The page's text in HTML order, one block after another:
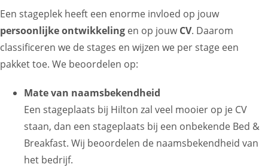
Een stageplek heeft een enorme invloed op jouw
persoonlijke ontwikkeling en op jouwCV. Daarom
classificeren we de stages en wijzen we per stage een
pakket toe. We beoordelen op:
Mate van naamsbekendheid
Een stageplaats bij Hilton zal veel mooier op je CV
staan, dan een stageplaats bij een onbekende Bed &
Breakfast. Wij beoordelen de naamsbekendheid van
het bedrijf.